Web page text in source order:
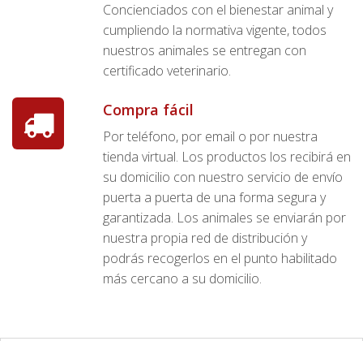
Concienciados con el bienestar animal y
cumpliendo la normativa vigente, todos
nuestros animales se entregan con
certificado veterinario.
Compra fácil
Por teléfono, por email o por nuestra
tienda virtual. Los productos los recibirá en
su domicilio con nuestro servicio de envío
puerta a puerta de una forma segura y
garantizada. Los animales se enviarán por
nuestra propia red de distribución y
podrás recogerlos en el punto habilitado
más cercano a su domicilio.